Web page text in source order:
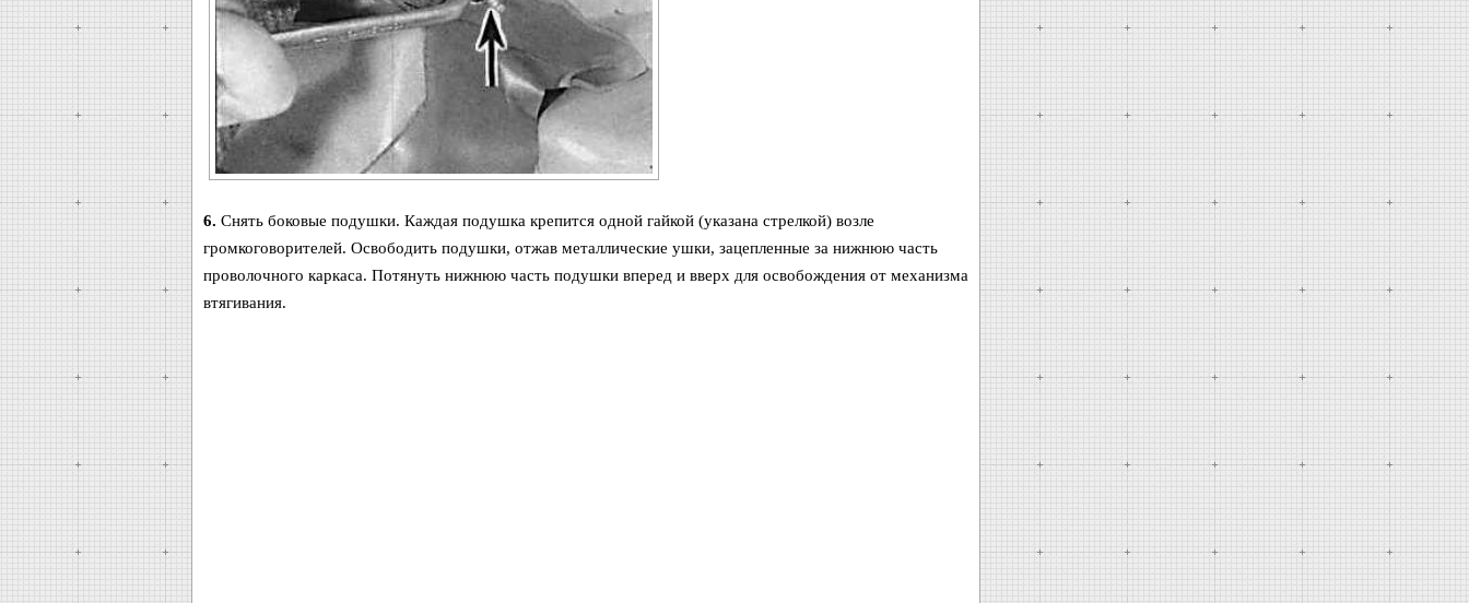
6. Снять боковые подушки. Каждая подушка крепится одной гайкой (указана стрелкой) возле
громкоговорителей. Освободить подушки, отжав металлические ушки, зацепленные за нижнюю часть
проволочного каркаса. Потянуть нижнюю часть подушки вперед и вверх для освобождения от механизма
втягивания.